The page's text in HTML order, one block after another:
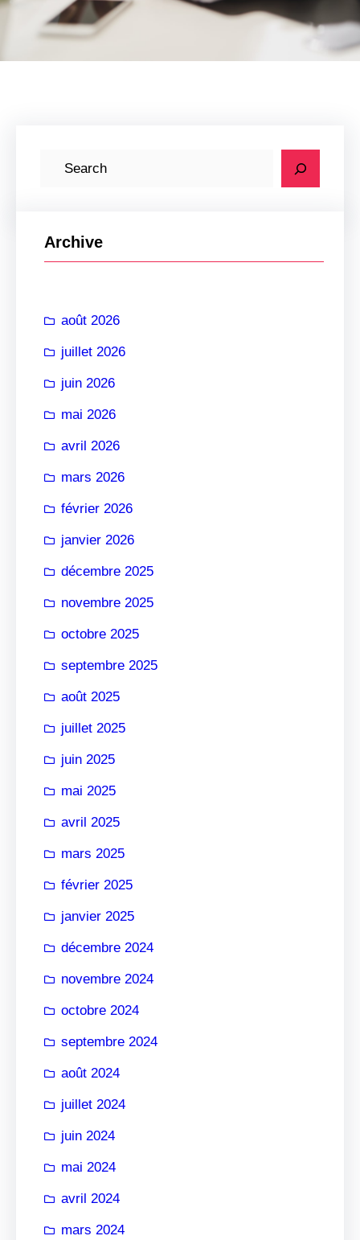
h
e
Archive
août 2026
juillet 2026
juin 2026
mai 2026
avril 2026
mars 2026
février 2026
janvier 2026
décembre 2025
novembre 2025
octobre 2025
septembre 2025
août 2025
juillet 2025
juin 2025
mai 2025
avril 2025
mars 2025
février 2025
janvier 2025
décembre 2024
novembre 2024
octobre 2024
septembre 2024
août 2024
juillet 2024
juin 2024
mai 2024
avril 2024
mars 2024